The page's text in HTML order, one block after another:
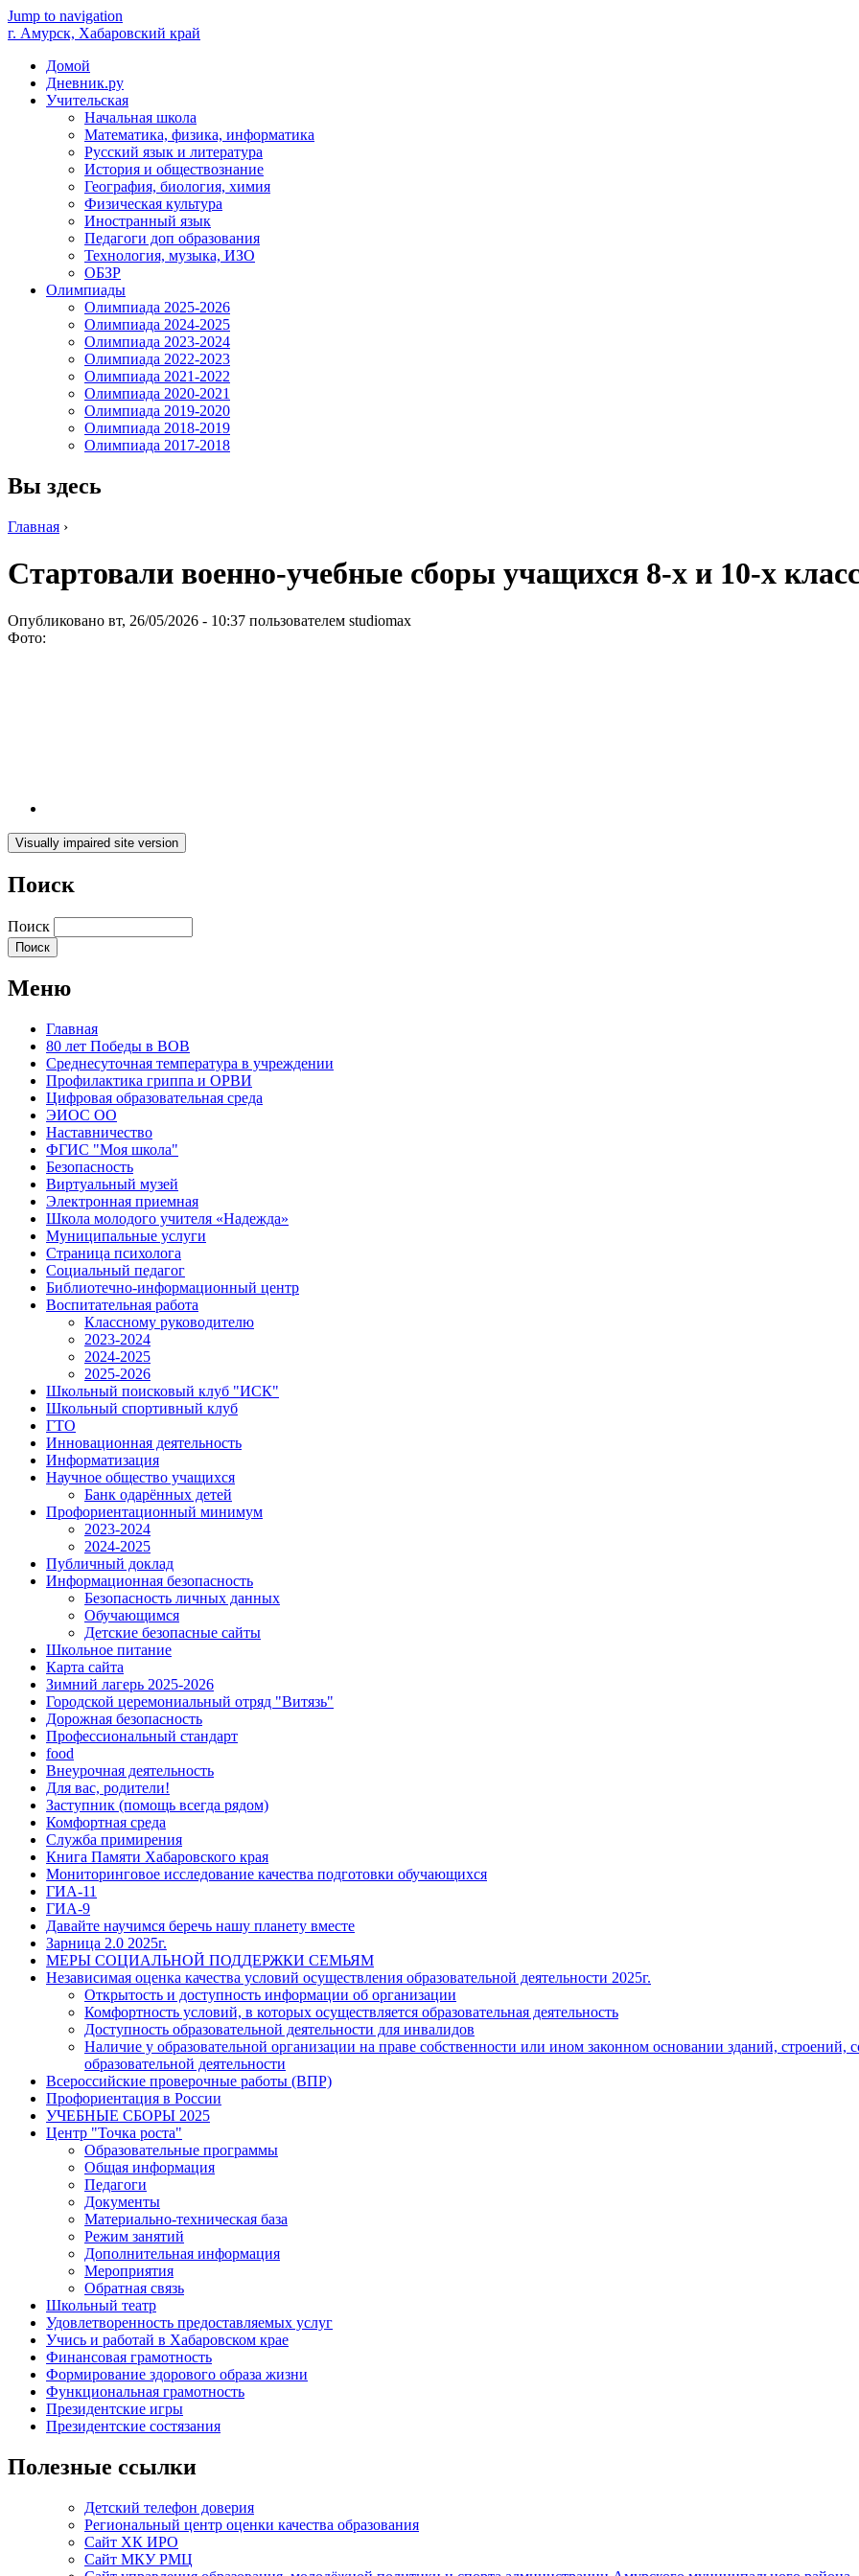
Jump to navigation
г. Амурск, Хабаровский край
Домой
Дневник.ру
Учительская
Начальная школа
Математика, физика, информатика
Русский язык и литература
История и обществознание
География, биология, химия
Физическая культура
Иностранный язык
Педагоги доп образования
Технология, музыка, ИЗО
ОБЗР
Олимпиады
Олимпиада 2025-2026
Олимпиада 2024-2025
Олимпиада 2023-2024
Олимпиада 2022-2023
Олимпиада 2021-2022
Олимпиада 2020-2021
Олимпиада 2019-2020
Олимпиада 2018-2019
Олимпиада 2017-2018
Вы здесь
Главная ›
Стартовали военно-учебные сборы учащихся 8-х и 10-х
Опубликовано вт, 26/05/2026 - 10:37 пользователем studiomax
Фото:
Поиск
Поиск
Меню
Главная
80 лет Победы в ВОВ
Среднесуточная температура в учреждении
Профилактика гриппа и ОРВИ
Цифровая образовательная среда
ЭИОС ОО
Наставничество
ФГИС "Моя школа"
Безопасность
Виртуальный музей
Электронная приемная
Школа молодого учителя «Надежда»
Муниципальные услуги
Страница психолога
Социальный педагог
Библиотечно-информационный центр
Воспитательная работа
Классному руководителю
2023-2024
2024-2025
2025-2026
Школьный поисковый клуб "ИСК"
Школьный спортивный клуб
ГТО
Инновационная деятельность
Информатизация
Научное общество учащихся
Банк одарённых детей
Профориентационный минимум
2023-2024
2024-2025
Публичный доклад
Информационная безопасность
Безопасность личных данных
Обучающимся
Детские безопасные сайты
Школьное питание
Карта сайта
Зимний лагерь 2025-2026
Городской церемониальный отряд "Витязь"
Дорожная безопасность
Профессиональный стандарт
food
Внеурочная деятельность
Для вас, родители!
Заступник (помощь всегда рядом)
Комфортная среда
Служба примирения
Книга Памяти Хабаровского края
Мониторинговое исследование качества подготовки обучающихся
ГИА-11
ГИА-9
Давайте научимся беречь нашу планету вместе
Зарница 2.0 2025г.
МЕРЫ СОЦИАЛЬНОЙ ПОДДЕРЖКИ СЕМЬЯМ
Независимая оценка качества условий осуществления образовательной деятельности 2025г.
Открытость и доступность информации об организации
Комфортность условий, в которых осуществляется образовательная деятельность
Доступность образовательной деятельности для инвалидов
Наличие у образовательной организации на праве собственности или ином законном основании зданий,
образовательной деятельности
Всероссийские проверочные работы (ВПР)
Профориентация в России
УЧЕБНЫЕ СБОРЫ 2025
Центр "Точка роста"
Образовательные программы
Общая информация
Педагоги
Документы
Материально-техническая база
Режим занятий
Дополнительная информация
Мероприятия
Обратная связь
Школьный театр
Удовлетворенность предоставляемых услуг
Учись и работай в Хабаровском крае
Финансовая грамотность
Формирование здорового образа жизни
Функциональная грамотность
Президентские игры
Президентские состязания
Полезные ссылки
Детский телефон доверия
Региональный центр оценки качества образования
Сайт ХК ИРО
Сайт МКУ РМЦ